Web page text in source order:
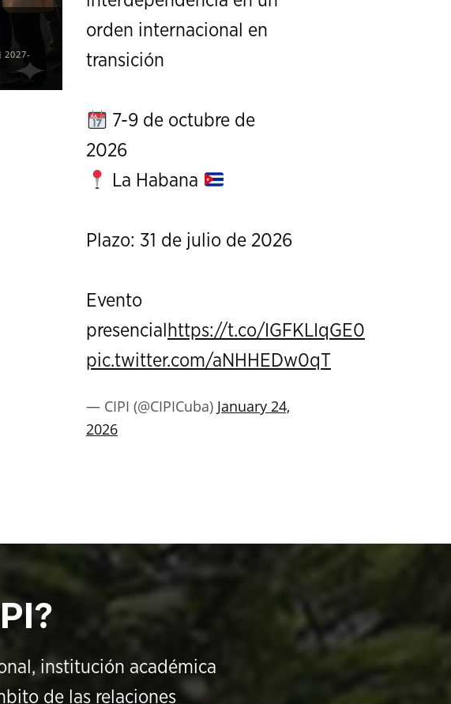
2027-
XI Conference on Strategic
orden internacional en
transición
7-9 de octubre de
2026
La Habana
Plazo: 31 de julio de 2026
Evento
presencial https://t.co/IGFKLIqGE0
pic.twitter.com/aNHHEDw0qT
— CIPI (@CIPICuba) January 24,
2026
institución académica
de las relaciones